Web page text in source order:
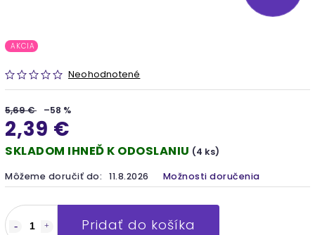
AKCIA
Neohodnotené
5,69 € –58 %
2,39 €
SKLADOM IHNEĎ K ODOSLANIU (4 ks)
Môžeme doručiť do: 11.8.2026 Možnosti doručenia
Pridať do košíka